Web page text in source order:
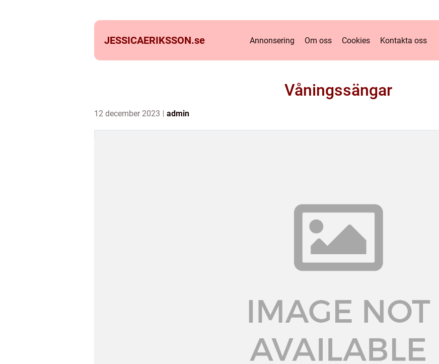
JESSICAERIKSSON.se Annonsering Om oss Cookies Kontakta oss
Våningssängar
12 december 2023 admin